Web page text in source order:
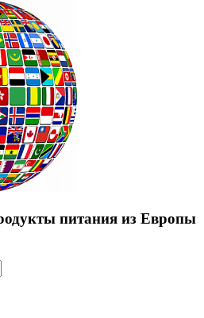
питания из Европы